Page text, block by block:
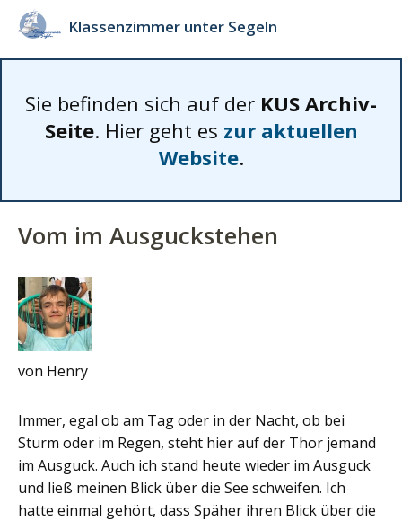
Klassenzimmer unter Segeln
Sie befinden sich auf der KUS Archiv-
Seite. Hier geht es zur aktuellen
Website.
Vom im Ausguckstehen
von Henry
Immer, egal ob am Tag oder in der Nacht, ob bei
Sturm oder im Regen, steht hier auf der Thor jemand
im Ausguck. Auch ich stand heute wieder im Ausguck
und ließ meinen Blick über die See schweifen. Ich
hatte einmal gehört, dass Späher ihren Blick über die